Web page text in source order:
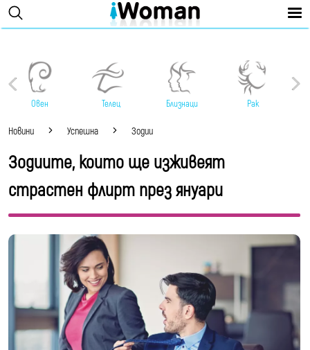
Овен Телец Близнаци Рак
Новини Успешна Зодии
Зодиите, които ще изживеят
страстен флирт през януари